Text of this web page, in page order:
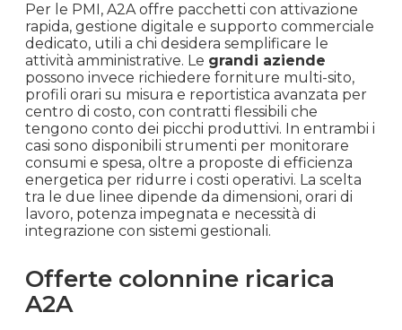
Per le PMI, A2A offre pacchetti con attivazione
rapida, gestione digitale e supporto commerciale
dedicato, utili a chi desidera semplificare le
attività amministrative. Le grandi aziende
possono invece richiedere forniture multi-sito,
profili orari su misura e reportistica avanzata per
centro di costo, con contratti flessibili che
tengono conto dei picchi produttivi. In entrambi i
casi sono disponibili strumenti per monitorare
consumi e spesa, oltre a proposte di efficienza
energetica per ridurre i costi operativi. La scelta
tra le due linee dipende da dimensioni, orari di
lavoro, potenza impegnata e necessità di
integrazione con sistemi gestionali.
Offerte colonnine ricarica
A2A